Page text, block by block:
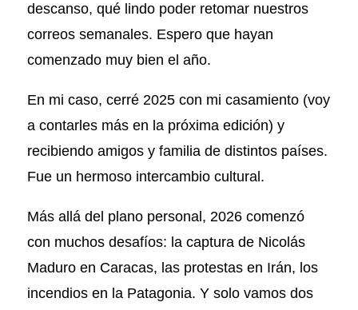
descanso, qué lindo poder retomar nuestros
correos semanales. Espero que hayan
comenzado muy bien el año.
En mi caso, cerré 2025 con mi casamiento (voy
a contarles más en la próxima edición) y
recibiendo amigos y familia de distintos países.
Fue un hermoso intercambio cultural.
Más allá del plano personal, 2026 comenzó
con muchos desafíos: la captura de Nicolás
Maduro en Caracas, las protestas en Irán, los
incendios en la Patagonia. Y solo vamos dos